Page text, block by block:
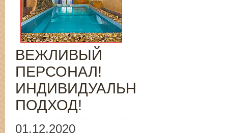
ВЕЖЛИВЫЙ
ПЕРСОНАЛ!
ИНДИВИДУАЛЬНЫЙ
ПОДХОД!
01.12.2020